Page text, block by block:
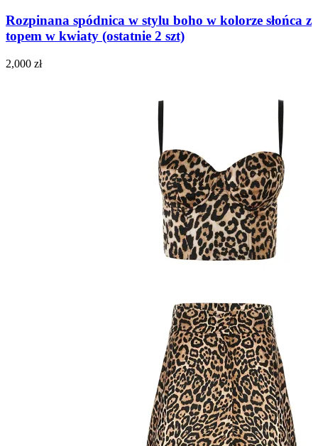
Rozpinana spódnica w stylu boho w kolorze słońca z
topem w kwiaty (ostatnie 2 szt)
2,000 zł